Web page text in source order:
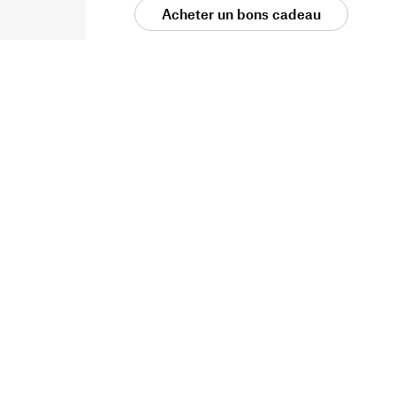
Acheter un bons cadeau